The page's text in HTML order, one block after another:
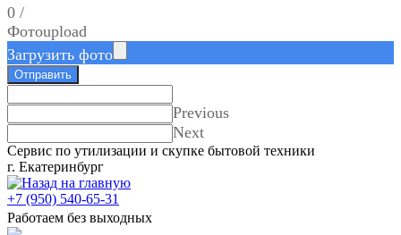
0 /
Фотоupload
Загрузить фото
Отправить
Previous
Next
Сервис по утилизации и скупке бытовой техники
г. Екатеринбург
+7 (950) 540-65-31
Работаем без выходных